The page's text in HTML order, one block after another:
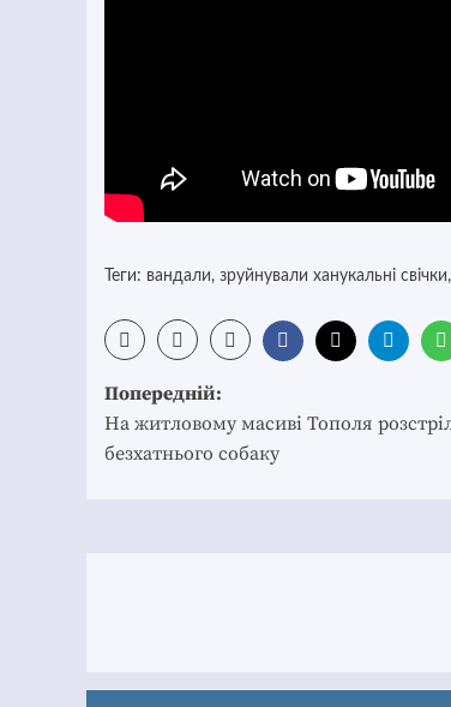
Теги: вандали, зруйнували ханукальні свічки,
Post
navigation
Попередній:
На житловому масиві Тополя
безхатнього собаку